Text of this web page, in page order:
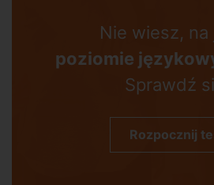
Nie wiesz, na
poziomie
Sprawdź
Rozpocznij